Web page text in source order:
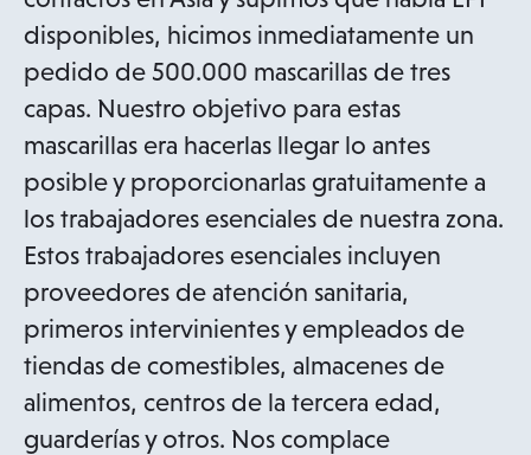
disponibles, hicimos inmediatamente un
pedido de 500.000 mascarillas de tres
capas. Nuestro objetivo para estas
mascarillas era hacerlas llegar lo antes
posible y proporcionarlas gratuitamente a
los trabajadores esenciales de nuestra zona.
Estos trabajadores esenciales incluyen
proveedores de atención sanitaria,
primeros intervinientes y empleados de
tiendas de comestibles, almacenes de
alimentos, centros de la tercera edad,
guarderías y otros. Nos complace